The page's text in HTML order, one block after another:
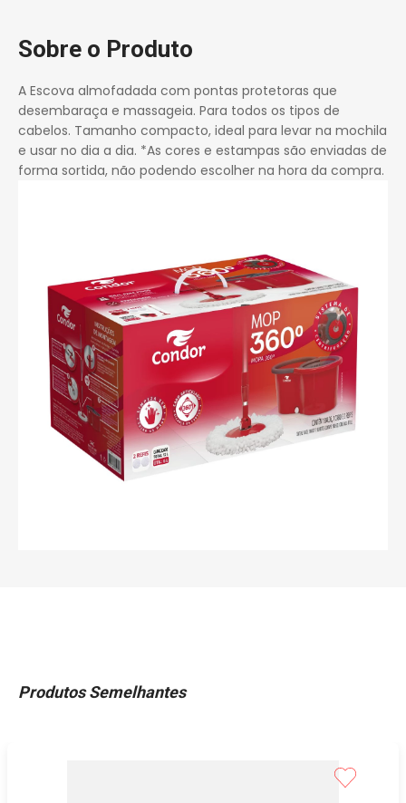
Sobre o Produto
A Escova almofadada com pontas protetoras que
desembaraça e massageia. Para todos os tipos de
cabelos. Tamanho compacto, ideal para levar na mochila
e usar no dia a dia. *As cores e estampas são enviadas de
forma sortida, não podendo escolher na hora da compra.
Produtos Semelhantes